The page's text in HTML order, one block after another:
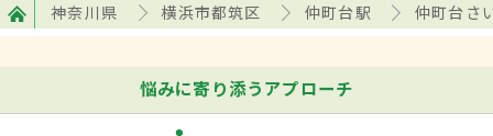
神奈川県 横浜市都筑区 仲町台駅 仲町台さ
悩みに寄り添うアプローチ